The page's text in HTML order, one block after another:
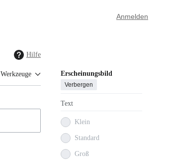
Anmelden
Hilfe
Werkzeuge Erscheinungsbild
Verbergen
Text
Klein
Standard
Groß